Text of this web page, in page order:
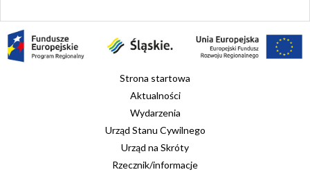
Strona startowa
Aktualności
Wydarzenia
Urząd Stanu Cywilnego
Urząd na Skróty
Rzecznik/informacje